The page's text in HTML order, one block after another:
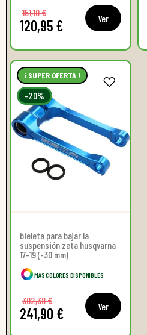
120,95 €
151,19 € Ver
¡ SUPER OFERTA !
-20%
bieleta para bajar la
suspensión zeta husqvarna
17-19 (-30 mm)
MÁS COLORES DISPONIBLES
241,90 €
302,38 € Ver